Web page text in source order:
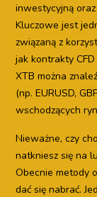
inwestycyjną
Kluczowe jest
związaną z
jak kontrakty
XTB można
(np. EURUSD,
wschodzących
Nieważne, czy
natkniesz się na
Obecnie metody
dać się nabrać.